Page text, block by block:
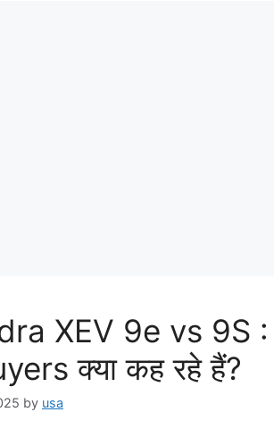
XEV 9e vs 9S
क्या कह रहे हैं?
by usa